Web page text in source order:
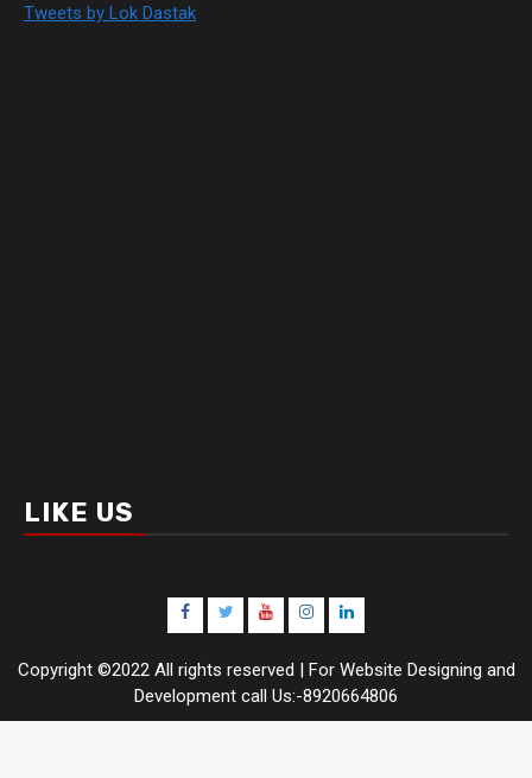
Tweets by Lok Dastak
LIKE US
Facebook
TwitterYoutubeInstagramLinkedIn
Copyright ©2022 All rights reserved | For Website Designing and
Development call Us:-8920664806